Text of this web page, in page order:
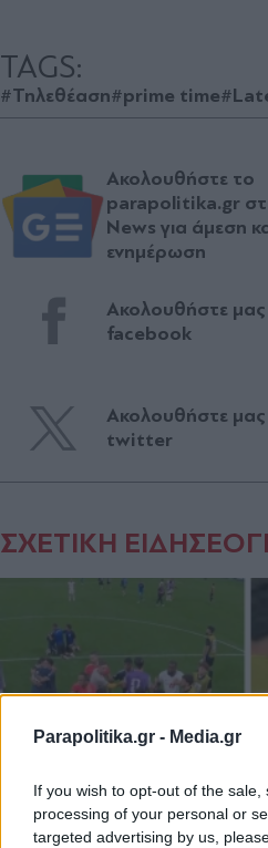
Parapolitika.gr - Media.gr
If you wish to opt-out of the
processing of your personal or
targeted advertising by us,
TAGS:
#Τηλεθέαση#prime time
Ακολουθήστε το
parapolitika.gr
News για άμεση
ενημέρωση
Ακολουθήστε
facebook
Ακολουθήστε
twitter
ΣΧΕΤΙΚΗ